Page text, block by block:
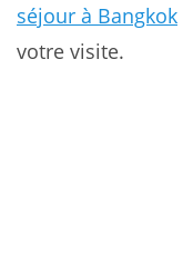
séjour à Bangkok
votre visite.